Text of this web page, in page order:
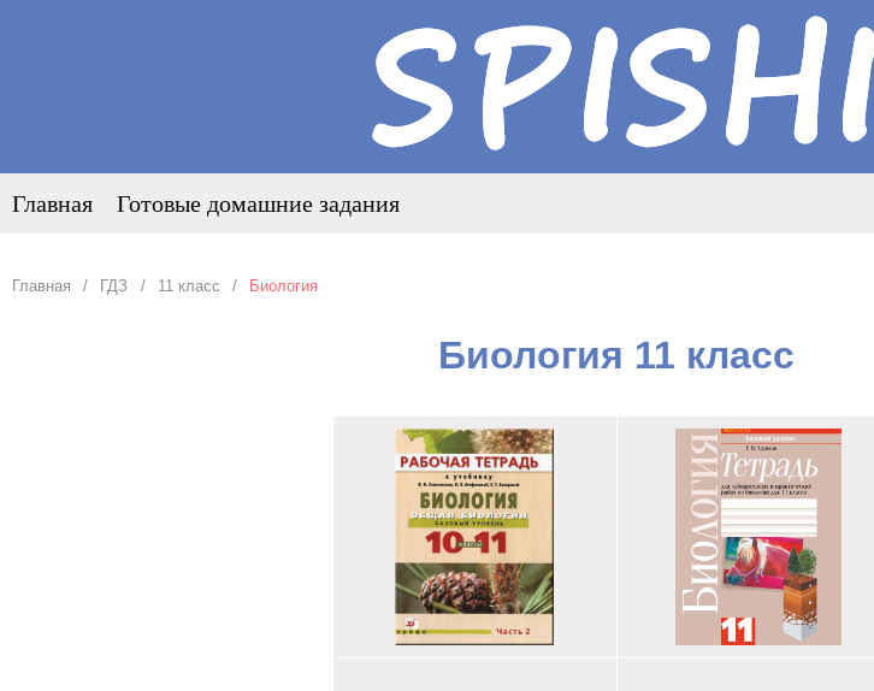
Главная Готовые домашние задания
Главная ГДЗ 11 класс Биология
Биология 11 класс